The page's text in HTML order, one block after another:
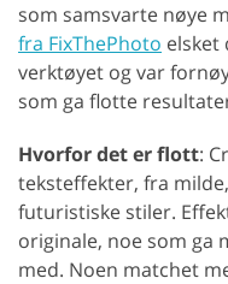
som samsvarte nøye
fra FixThePhoto elsket
verktøyet og var
som ga flotte
Hvorfor det er flott:
teksteffekter, fra
futuristiske stiler.
originale, noe som ga
med. Noen matchet